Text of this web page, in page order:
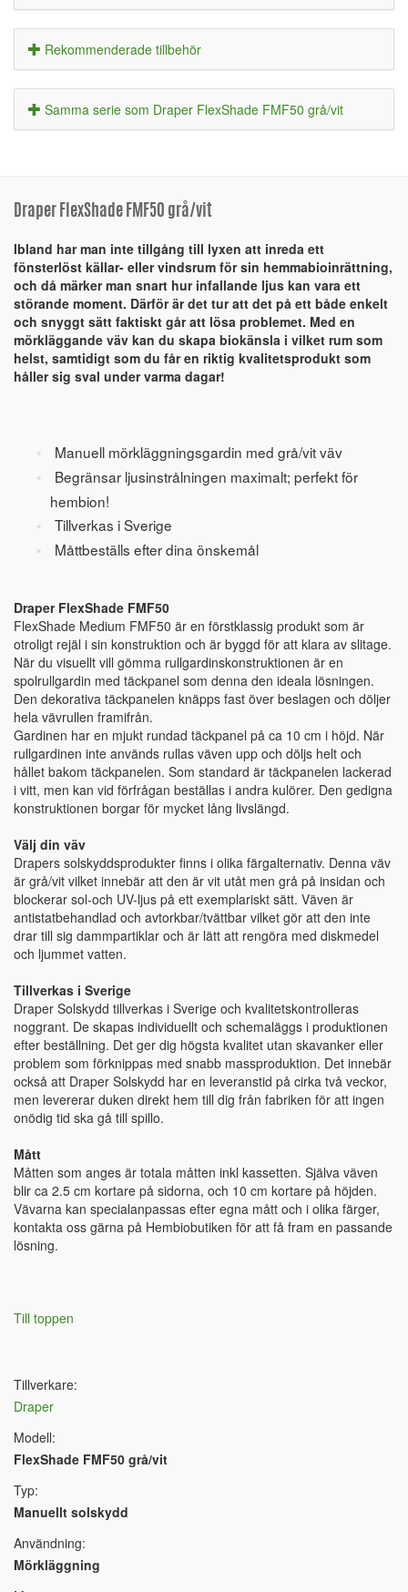
Rekommenderade tillbehör
Samma serie som Draper FlexShade FMF50 grå/vit
Draper FlexShade FMF50 grå/vit
Ibland har man inte tillgång till lyxen att inreda ett
fönsterlöst källar- eller vindsrum för sin hemmabioinrättning,
och då märker man snart hur infallande ljus kan vara ett
störande moment. Därför är det tur att det på ett både enkelt
och snyggt sätt faktiskt går att lösa problemet. Med en
mörkläggande väv kan du skapa biokänsla i vilket rum som
helst, samtidigt som du får en riktig kvalitetsprodukt som
håller sig sval under varma dagar!
Manuell mörkläggningsgardin med grå/vit väv
Begränsar ljusinstrålningen maximalt; perfekt för
hembion!
Tillverkas i Sverige
Måttbeställs efter dina önskemål
Draper FlexShade FMF50
FlexShade Medium FMF50 är en förstklassig produkt som är
otroligt rejäl i sin konstruktion och är byggd för att klara av slitage.
När du visuellt vill gömma rullgardinskonstruktionen är en
spolrullgardin med täckpanel som denna den ideala lösningen.
Den dekorativa täckpanelen knäpps fast över beslagen och döljer
hela vävrullen framifrån.
Gardinen har en mjukt rundad täckpanel på ca 10 cm i höjd. När
rullgardinen inte används rullas väven upp och döljs helt och
hållet bakom täckpanelen. Som standard är täckpanelen ­lackerad
i vitt, men kan vid förfrågan beställas i andra kulörer. Den gedigna
konstruktionen borgar för mycket lång livslängd.
Välj din väv
Drapers solskyddsprodukter finns i olika färgalternativ. Denna väv
är grå/vit vilket innebär att den är vit utåt men grå på insidan och
blockerar sol-och UV-ljus på ett exemplariskt sätt. Väven är
antistatbehandlad och avtorkbar/tvättbar vilket gör att den inte
drar till sig dammpartiklar och är lätt att rengöra med diskmedel
och ljummet vatten.
Tillverkas i Sverige
Draper Solskydd tillverkas i Sverige och kvalitetskontrolleras
noggrant. De skapas individuellt och schemaläggs i produktionen
efter beställning. Det ger dig högsta kvalitet utan skavanker eller
problem som förknippas med snabb massproduktion. Det innebär
också att Draper Solskydd har en leveranstid på cirka två veckor,
men levererar duken direkt hem till dig från fabriken för att ingen
onödig tid ska gå till spillo.
Mått
Måtten som anges är totala måtten inkl kassetten. Själva väven
blir ca 2.5 cm kortare på sidorna, och 10 cm kortare på höjden.
Vävarna kan specialanpassas efter egna mått och i olika färger,
kontakta oss gärna på Hembiobutiken för att få fram en passande
lösning.
Till toppen
Tillverkare:
Draper
Modell:
FlexShade FMF50 grå/vit
Typ:
Manuellt solskydd
Användning:
Mörkläggning